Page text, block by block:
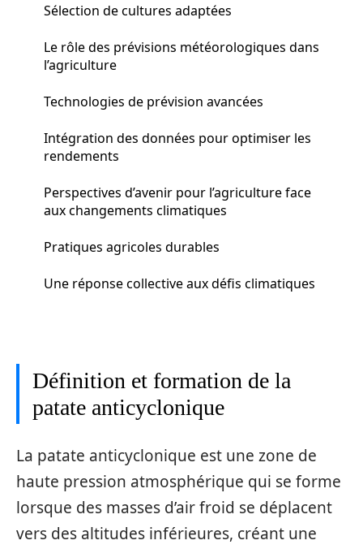
Sélection de cultures adaptées
Le rôle des prévisions météorologiques dans
l’agriculture
Technologies de prévision avancées
Intégration des données pour optimiser les
rendements
Perspectives d’avenir pour l’agriculture face
aux changements climatiques
Pratiques agricoles durables
Une réponse collective aux défis climatiques
Définition et formation de la
patate anticyclonique
La patate anticyclonique est une zone de
haute pression atmosphérique qui se forme
lorsque des masses d’air froid se déplacent
vers des altitudes inférieures, créant une